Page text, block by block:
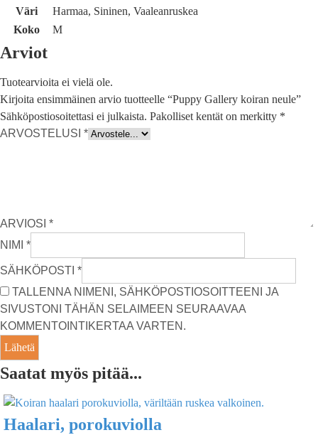
Väri
Harmaa, Sininen, Vaaleanruskea
Koko
M
Arviot
Tuotearvioita ei vielä ole.
Kirjoita ensimmäinen arvio tuotteelle “Puppy Gallery koiran neule”
Sähköpostiosoitettasi ei julkaista. Pakolliset kentät on merkitty *
ARVOSTELUSI *
ARVIOSI *
NIMI *
SÄHKÖPOSTI *
TALLENNA NIMENI, SÄHKÖPOSTIOSOITTEENI JA
SIVUSTONI TÄHÄN SELAIMEEN SEURAAVAA
KOMMENTOINTIKERTAA VARTEN.
Saatat myös pitää...
Haalari, porokuviolla